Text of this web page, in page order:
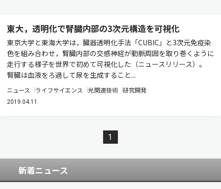
東大，透明化で腎臓内部の3次元構造を可視化
東京大学と東海大学は，臓器透明化手法「CUBIC」と3次元免疫染
色を組み合わせ，腎臓内部の交感神経が動脈周囲を取り巻くように
走行する様子を世界で初めて可視化した（ニュースリリース）。
腎臓は血液をろ過して尿を生成すること...
ニュース ライフサイエンス 光関連技術 研究開発
2019.04.11
1
新着ニュース